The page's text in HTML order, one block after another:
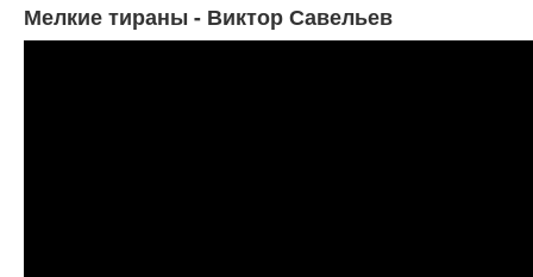
Мелкие тираны - Виктор Савельев